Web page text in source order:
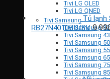
Tivi LG OLED
Tivi LG QNED
Tivi Samsung
Tivi Samsung
Tivi Samsung
Tivi Samsung
Tivi Samsung
Tivi Samsung
Tivi Samsung
Tivi Samsung
Tủ lạnh
RB27N4010BU/SV